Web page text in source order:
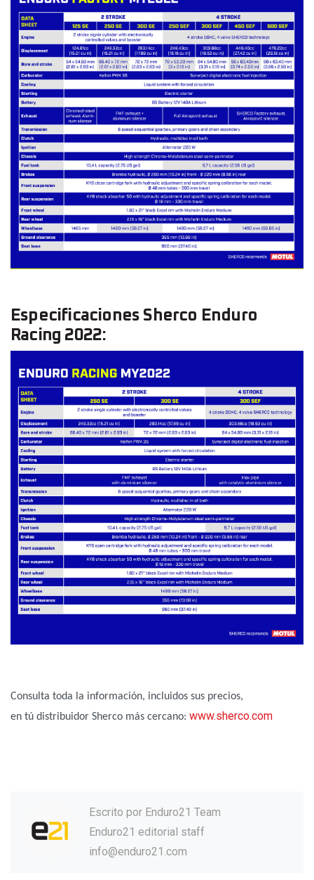
Especificaciones Sherco Enduro
Racing 2022:
Consulta toda la información, incluidos sus precios,
en tú distribuidor Sherco más cercano: www.sherco.com
Escrito por Enduro21 Team
Enduro21 editorial staff
info@enduro21.com